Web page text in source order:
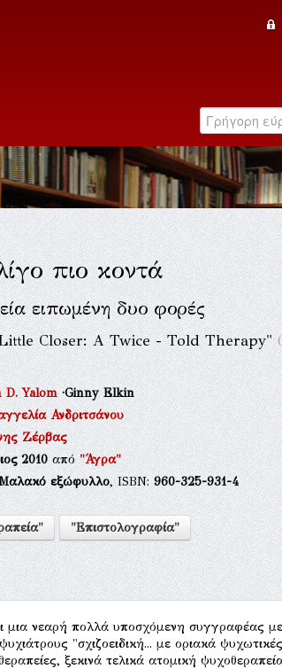
πιο κοντά
ειπωμένη δυο φορές
Closer: A Twice - Told Therapy"
D. Yalom·Ginny Elkin
Ανδριτσάνου
Ζέρβας
2010από"Άγρα"
εξώφυλλο, ISBN:960-325-931-4
"Επιστολογραφία"
μια νεαρή πολλά υποσχόμενη συγγραφέας
"σχιζοειδική... με οριακά
ξεκινά τελικά ατομική